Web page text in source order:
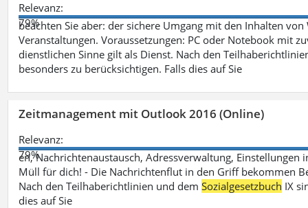
Relevanz:
79%
beachten Sie aber: der sichere Umgang mit den Inhalten
Veranstaltungen. Voraussetzungen: PC oder Notebook mit
dienstlichen Sinne gilt als Dienst. Nach den
besonders zu berücksichtigen. Falls dies auf Sie
Zeitmanagement mit Outlook 2016 (Online)
Relevanz:
79%
en, Nachrichtenaustausch, Adressverwaltung,
Müll für dich! - Die Nachrichtenflut in den Griff bekommen
Nach den Teilhaberichtlinien und demSozialgesetzbuch IX
dies auf Sie